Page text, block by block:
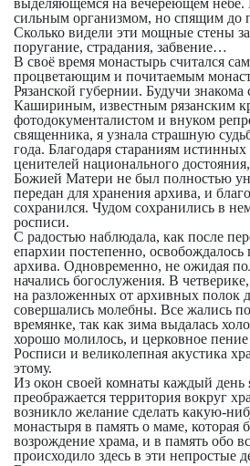
выделяющемся на вечереющем
сильным организмом, но спящим до
Сколько видели эти мощные стены за
поругание, страдания, забвение…
В своё время монастырь считался
процветающим и почитаемым
Рязанской губернии. Будучи знакома
Кашириным, известным рязанским
фотодокументалистом и внуком
священника, я узнала страшную
года. Благодаря стараниям
ценителей национального
Божией Матери не был полностью
передан для хранения архива, и
сохранился. Чудом сохранились в
росписи.
С радостью наблюдала, как после
епархии постепенно,
архива. Одновременно, не ожидая
начались богослужения. В
на разложенных от архивных полок
совершались молебны. Все жались
времянке, так как зима выдалась
хорошо молилось, и церковное пение
Росписи и великолепная акустика
этому.
Из окон своей комнаты каждый день
преображается территория вокруг
возникло желание сделать какую-
монастыря в память о маме, которая
возрождение храма, и в память обо
происходило здесь в эти непростые